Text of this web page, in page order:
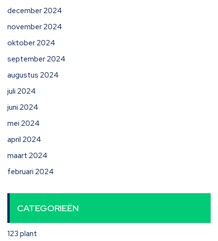
december 2024
november 2024
oktober 2024
september 2024
augustus 2024
juli 2024
juni 2024
mei 2024
april 2024
maart 2024
februari 2024
CATEGORIEËN
123 plant